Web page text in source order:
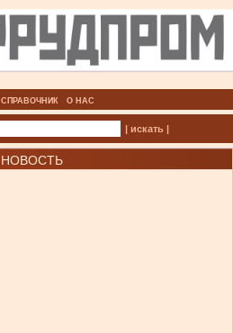
СПРАВОЧНИК О НАС
| искать |
НОВОСТЬ